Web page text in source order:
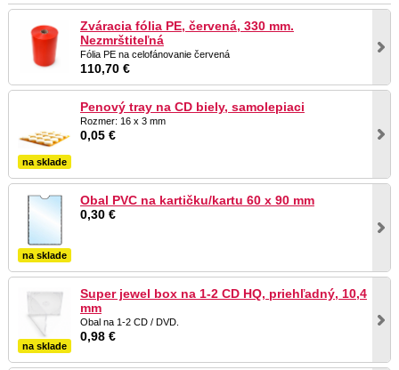
Zváracia fólia PE, červená, 330 mm.
Nezmrštiteľná
Fólia PE na celofánovanie červená
110,70 €
na sklade
Penový tray na CD biely, samolepiaci
Rozmer: 16 x 3 mm
0,05 €
na sklade
Obal PVC na kartičku/kartu 60 x 90 mm
0,30 €
na sklade
Super jewel box na 1-2 CD HQ, priehľadný, 10,4
mm
Obal na 1-2 CD / DVD.
0,98 €